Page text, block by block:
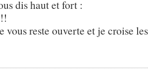
dis haut et fort :
vous reste ouverte et je croise